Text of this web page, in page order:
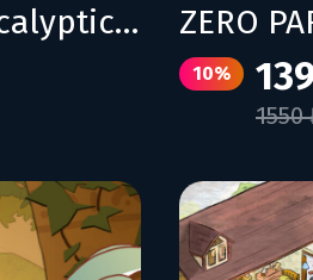
Witch's Apocalyptic Journey
10%
1550